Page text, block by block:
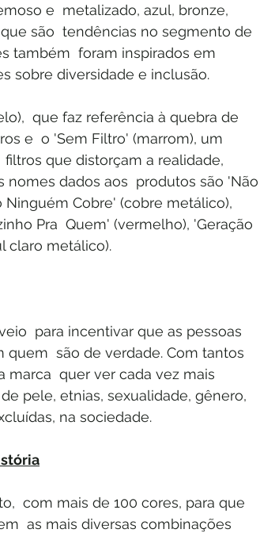
e  metalizado, azul, bronze,
são  tendências no segmento de
também  foram inspirados em
sobre diversidade e inclusão.
que faz referência à quebra de
e  o 'Sem Filtro' (marrom), um
que distorçam a realidade,
nomes dados aos  produtos são 'Não
Cobre' (cobre metálico),
Pra  Quem' (vermelho), 'Geração
claro metálico).
para incentivar que as pessoas
são de verdade. Com tantos
marca  quer ver cada vez mais
pele, etnias, sexualidade, gênero,
na sociedade.
com mais de 100 cores, para que
as mais diversas combinações